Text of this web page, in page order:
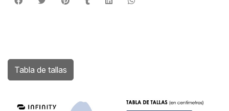
Tabla de tallas